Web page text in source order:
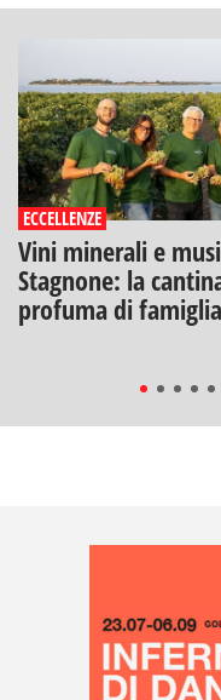
ECCELLENZE
Vini minerali e
Stagnone: la
profuma di famiglia